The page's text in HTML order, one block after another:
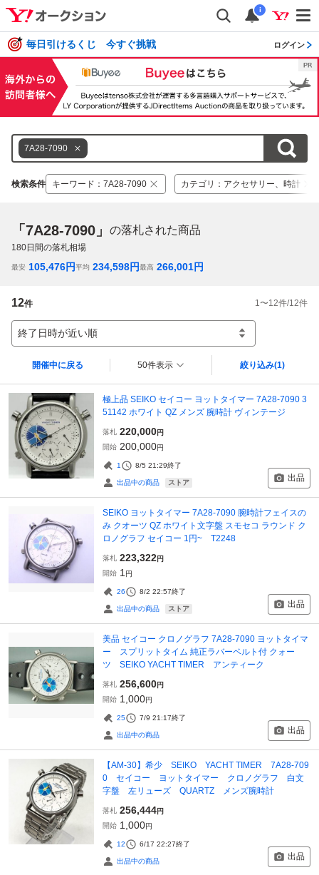
i
毎日引けるくじ 今すぐ挑戦 ログイン
7A28-7090
検索条件 キーワード ： 7A28-7090 カテゴリ ： アクセサリー、時計
「7A28-7090」 の落札された商品
180日間の落札相場
最安 105,476円平均 234,598円最高 266,001円
12件 1 〜12件/12件
終了日時が近い順
開催中に戻る 50件表示 絞り込み(1)
極上品 SEIKO セイコー ヨットタイマー 7A28-7090 3
51142 ホワイト QZ メンズ 腕時計 ヴィンテージ
落札 220,000円
開始 200,000円
1 8/5 21:29終了
出品中の商品 ストア 出品
SEIKO ヨットタイマー 7A28-7090 腕時計フェイスの
み クオーツ QZ ホワイト文字盤 スモセコ ラウンド ク
ロノグラフ セイコー 1円~ T2248
落札 223,322円
開始 1 円
26 8/2 22:57終了
出品中の商品 ストア 出品
美品 セイコー クロノグラフ 7A28-7090 ヨットタイマ
ー スプリットタイム 純正ラバーベルト付 クォー
ツ SEIKO YACHT TIMER アンティーク
落札 256,600円
開始 1,000円
25 7/9 21:17終了
出品中の商品 出品
【AM-30】希少 SEIKO YACHT TIMER 7A28-709
0 セイコー ヨットタイマー クロノグラフ 白文
字盤 左リューズ QUARTZ メンズ腕時計
落札 256,444円
開始 1,000円
12 6/17 22:27終了
出品中の商品 出品